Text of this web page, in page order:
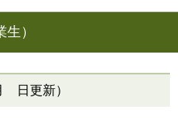
）
日更新）